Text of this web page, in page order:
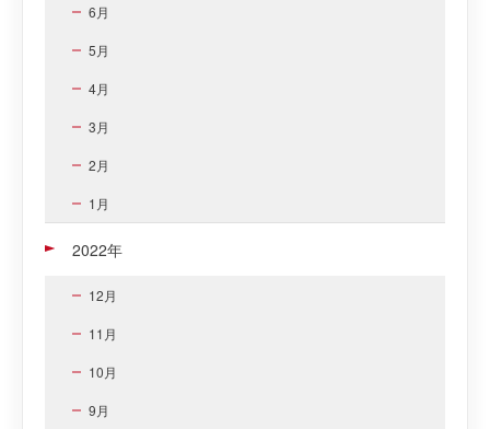
6月
5月
4月
3月
2月
1月
2022年
12月
11月
10月
9月